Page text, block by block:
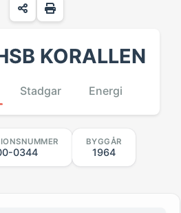
KORALLEN
Stadgar Energi
0344
BYGGÅR
1964